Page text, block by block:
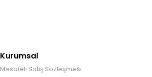
Kurumsal
Mesafeli Satış Sözleşmesi